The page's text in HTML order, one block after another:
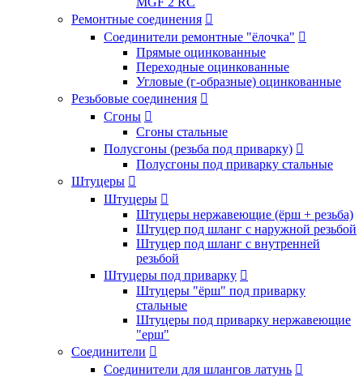
Ремонтные соединения 
Соединители ремонтные "ёлочка" 
Прямые оцинкованные
Переходные оцинкованные
Угловые (г-образные) оцинкованные
Резьбовые соединения 
Сгоны 
Сгоны стальные
Полусгоны (резьба под приварку) 
Полусгоны под приварку стальные
Штуцеры 
Штуцеры 
Штуцеры нержавеющие (ёрш + резьба)
Штуцер под шланг с наружной резьбой
Штуцер под шланг с внутренней
резьбой
Штуцеры под приварку 
Штуцеры "ёрш" под приварку
стальные
Штуцеры под приварку нержавеющие
"ерш"
Соединители 
Соединители для шлангов латунь 